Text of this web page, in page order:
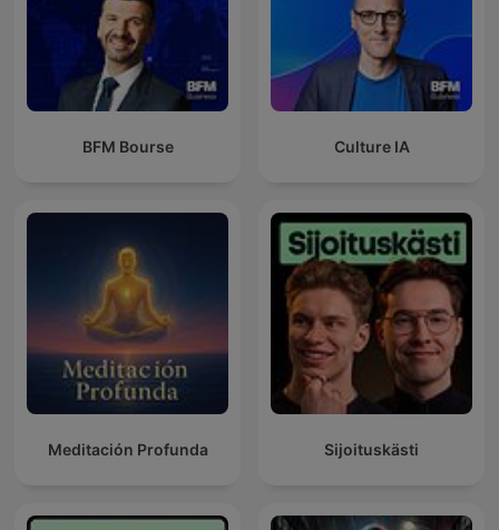
BFM Bourse Culture IA
Meditación Profunda Sijoituskästi